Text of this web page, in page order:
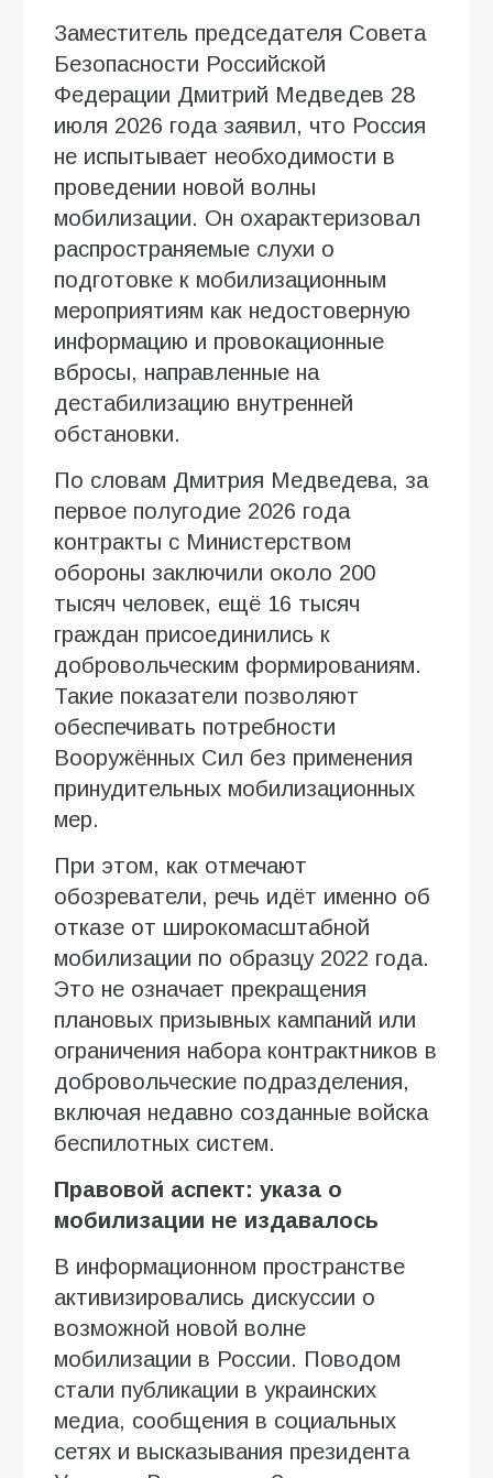
Заместитель председателя Совета
Безопасности Российской
Федерации Дмитрий Медведев 28
июля 2026 года заявил, что Россия
не испытывает необходимости в
проведении новой волны
мобилизации. Он охарактеризовал
распространяемые слухи о
подготовке к мобилизационным
мероприятиям как недостоверную
информацию и провокационные
вбросы, направленные на
дестабилизацию внутренней
обстановки.
По словам Дмитрия Медведева, за
первое полугодие 2026 года
контракты с Министерством
обороны заключили около 200
тысяч человек, ещё 16 тысяч
граждан присоединились к
добровольческим формированиям.
Такие показатели позволяют
обеспечивать потребности
Вооружённых Сил без применения
принудительных мобилизационных
мер.
При этом, как отмечают
обозреватели, речь идёт именно об
отказе от широкомасштабной
мобилизации по образцу 2022 года.
Это не означает прекращения
плановых призывных кампаний или
ограничения набора контрактников в
добровольческие подразделения,
включая недавно созданные войска
беспилотных систем.
Правовой аспект: указа о
мобилизации не издавалось
В информационном пространстве
активизировались дискуссии о
возможной новой волне
мобилизации в России. Поводом
стали публикации в украинских
медиа, сообщения в социальных
сетях и высказывания президента